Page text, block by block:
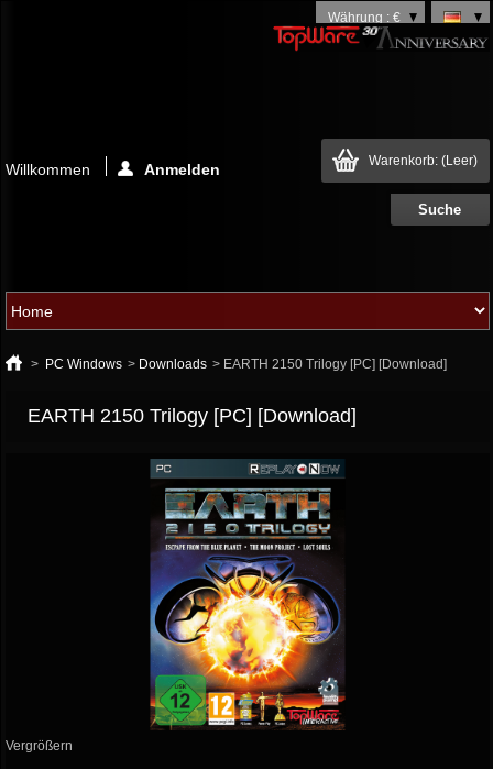
Währung : €
Warenkorb: (Leer)
Willkommen Anmelden
> PC Windows > Downloads > EARTH 2150 Trilogy [PC] [Download]
EARTH 2150 Trilogy [PC] [Download]
Vergrößern